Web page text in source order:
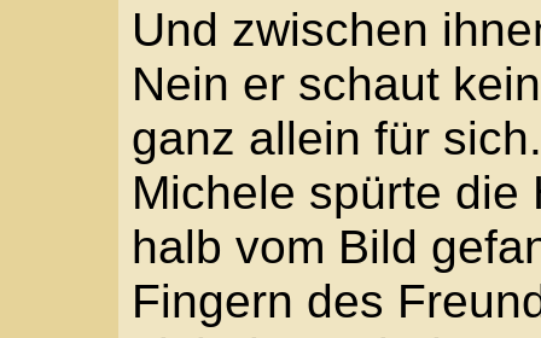
Ein Trupp der
Ihr Hauptmann hoch
„Schließen!!“ Je zwei
Torflügeln, das dritte
die Spieße.
„Schnell!“ Mario sah
Seite an, sah nach